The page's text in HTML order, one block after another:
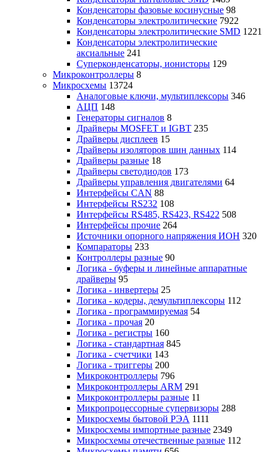
Конденсаторы фазовые косинусные 98
Конденсаторы электролитические 7922
Конденсаторы электролитические SMD 1221
Конденсаторы электролитические
аксиальные 241
Суперконденсаторы, ионисторы 129
Микроконтроллеры 8
Микросхемы 13724
Аналоговые ключи, мультиплексоры 346
АЦП 148
Генераторы сигналов 8
Драйверы MOSFET и IGBT 235
Драйверы дисплеев 15
Драйверы изоляторов шин данных 114
Драйверы разные 18
Драйверы светодиодов 173
Драйверы управления двигателями 64
Интерфейсы CAN 88
Интерфейсы RS232 108
Интерфейсы RS485, RS423, RS422 508
Интерфейсы прочие 264
Источники опорного напряжения ИОН 320
Компараторы 233
Контроллеры разные 90
Логика - буферы и линейные аппаратные
драйверы 95
Логика - инвертеры 25
Логика - кодеры, демультиплексоры 112
Логика - программируемая 54
Логика - прочая 20
Логика - регистры 160
Логика - стандартная 845
Логика - счетчики 143
Логика - триггеры 200
Микроконтроллеры 796
Микроконтроллеры ARM 291
Микроконтроллеры разные 11
Микропроцессорные супервизоры 288
Микросхемы бытовой РЭА 1111
Микросхемы импортные разные 2349
Микросхемы отечественные разные 112